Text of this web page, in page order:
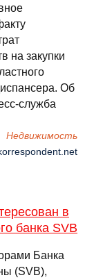
на закупки
Об
служба
Недвижимость
в
банка SVB
Банка
(SVB),